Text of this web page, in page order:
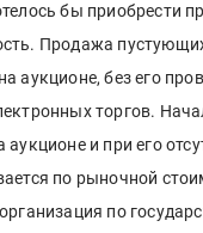
бы приобрести
Продажа
аукционе, без его
торгов.
и при его
по рыночной
по